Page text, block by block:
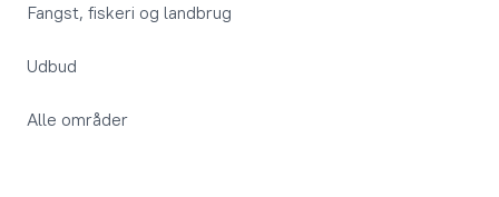
Fangst, fiskeri og landbrug
Udbud
Alle områder